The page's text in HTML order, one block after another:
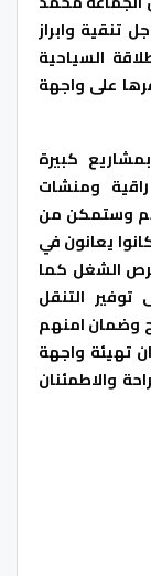
وابراز
السياحية
على واجهة
كبيرة
ومنشات
وستمكن من
يعانون في
الشغل كما
التنقل
وضمان امنهم
تهيئة واجهة
والاطمئنان